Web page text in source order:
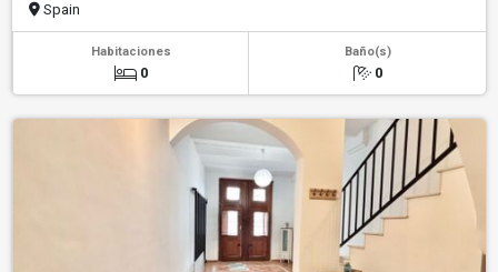
Spain
Habitaciones
0
Baño(s)
0